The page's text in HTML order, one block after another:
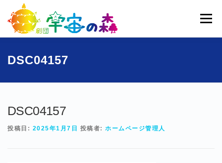
ッ
メニュー
ホーム 宇宙の森とは
DSC04157
DSC04157
投稿日: 2025年1月7日 投稿者: ホームページ管理人